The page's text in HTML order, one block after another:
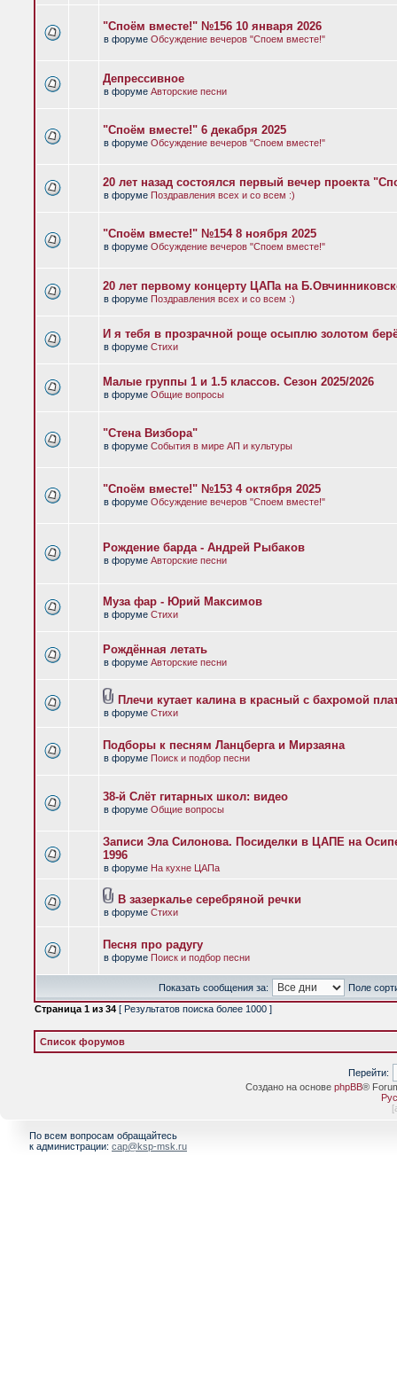
"Споём вместе!" №156 10 января 2026
в форуме Обсуждение вечеров "Споем вместе!"
Депрессивное
в форуме Авторские песни
"Споём вместе!" 6 декабря 2025
в форуме Обсуждение вечеров "Споем вместе!"
20 лет назад состоялся первый вечер проекта
в форуме Поздравления всех и со всем :)
"Споём вместе!" №154 8 ноября 2025
в форуме Обсуждение вечеров "Споем вместе!"
20 лет первому концерту ЦАПа на
в форуме Поздравления всех и со всем :)
И я тебя в прозрачной роще осыплю золотом
в форуме Стихи
Малые группы 1 и 1.5 классов. Сезон 2025/2026
в форуме Общие вопросы
"Стена Визбора"
в форуме События в мире АП и культуры
"Споём вместе!" №153 4 октября 2025
в форуме Обсуждение вечеров "Споем вместе!"
Рождение барда - Андрей Рыбаков
в форуме Авторские песни
Муза фар - Юрий Максимов
в форуме Стихи
Рождённая летать
в форуме Авторские песни
Плечи кутает калина в красный с бахромой
в форуме Стихи
Подборы к песням Ланцберга и Мирзаяна
в форуме Поиск и подбор песни
38-й Слёт гитарных школ: видео
в форуме Общие вопросы
Записи Эла Силонова. Посиделки в ЦАПЕ на
1996
в форуме На кухне ЦАПа
В зазеркалье серебряной речки
в форуме Стихи
Песня про радугу
в форуме Поиск и подбор песни
Показать сообщения за:
Поле
Страница 1 из 34 [ Результатов поиска более 1000 ]
Список форумов
Перейти:
Создано на основе phpBB®
[
По всем вопросам обращайтесь
к администрации: cap@ksp-msk.ru